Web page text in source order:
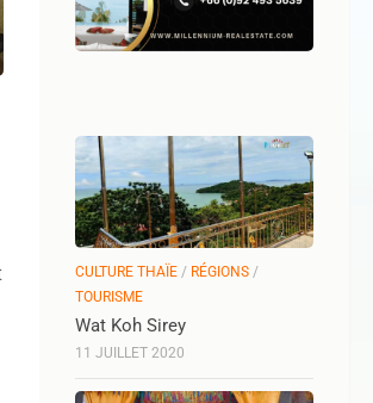
CULTURE THAÏE / RÉGIONS /
TOURISME
Wat Koh Sirey
11 JUILLET 2020